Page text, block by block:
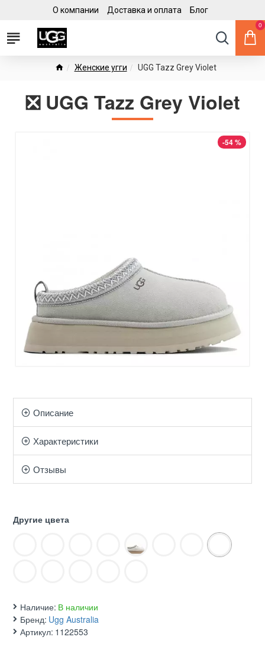
О компании Доставка и оплата Блог
0
Женские угги UGG Tazz Grey Violet
❎ UGG Tazz Grey Violet
-54 %
Описание
Характеристики
Отзывы
Другие цвета
Наличие: В наличии
Бренд: Ugg Australia
Артикул: 1122553